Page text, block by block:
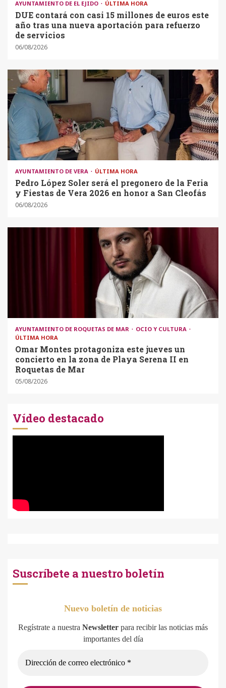
AYUNTAMIENTO DE EL EJIDO ÚLTIMA HORA
DUE contará con casi 15 millones de euros este
año tras una nueva aportación para refuerzo
de servicios
06/08/2026
AYUNTAMIENTO DE VERA ÚLTIMA HORA
Pedro López Soler será el pregonero de la Feria
y Fiestas de Vera 2026 en honor a San Cleofás
06/08/2026
AYUNTAMIENTO DE ROQUETAS DE MAR
OCIO Y CULTURA
ÚLTIMA HORA
Omar Montes protagoniza este jueves un
concierto en la zona de Playa Serena II en
Roquetas de Mar
05/08/2026
Vídeo destacado
Suscríbete a nuestro boletín
Nuevo boletín de noticias
Regístrate a nuestra Newsletter para recibir las noticias más
importantes del día